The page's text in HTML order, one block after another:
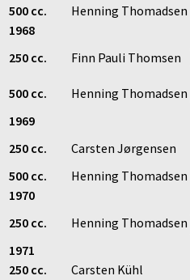
500 cc.
Henning Thomadsen
1968
250 cc.
Finn Pauli Thomsen
500 cc.
Henning Thomadsen
1969
250 cc.
Carsten Jørgensen
500 cc.
Henning Thomadsen
1970
250 cc.
Henning Thomadsen
1971
250 cc.
Carsten Kühl